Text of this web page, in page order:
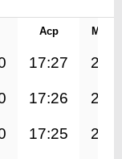
Аср
17:27
17:26
17:25